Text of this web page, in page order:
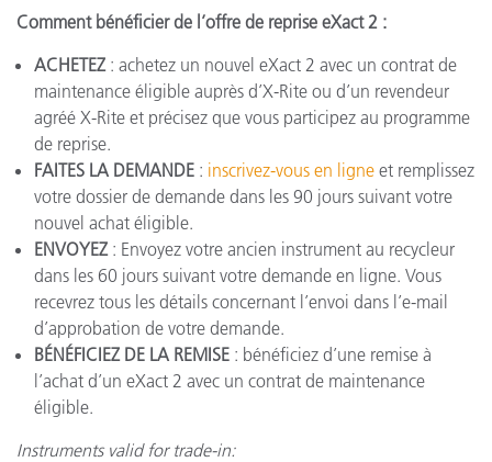
Comment bénéficier de l’offre de reprise eXact 2 :
ACHETEZ: achetez un nouvel eXact 2 avec un contrat de
maintenance éligible auprès d’X-Rite ou d’un revendeur
agréé X-Rite et précisez que vous participez au programme
de reprise.
FAITES LA DEMANDE : inscrivez-vous en ligne et remplissez
votre dossier de demande dans les 90 jours suivant votre
nouvel achat éligible.
ENVOYEZ: Envoyez votre ancien instrument au recycleur
dans les 60 jours suivant votre demande en ligne. Vous
recevrez tous les détails concernant l’envoi dans l’e-mail
d’approbation de votre demande.
BÉNÉFICIEZ DE LA REMISE : bénéficiez d’une remise à
l’achat d’un eXact 2 avec un contrat de maintenance
éligible.
Instruments valid for trade-in: